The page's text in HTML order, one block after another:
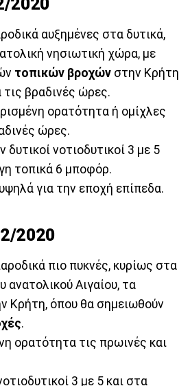
αυξημένες στα δυτικά,
νησιωτική χώρα, με
τοπικών βροχών στην Κρήτη
βραδινές ώρες.
ορατότητα ή ομίχλες
ώρες.
δυτικοί νοτιοδυτικοί 3 με 5
τοπικά 6 μποφόρ.
για την εποχή επίπεδα.
2020
πιο πυκνές, κυρίως στα
ανατολικού Αιγαίου, τα
Κρήτη, όπου θα σημειωθούν
.
ορατότητα τις πρωινές και
3 με 5 και στα